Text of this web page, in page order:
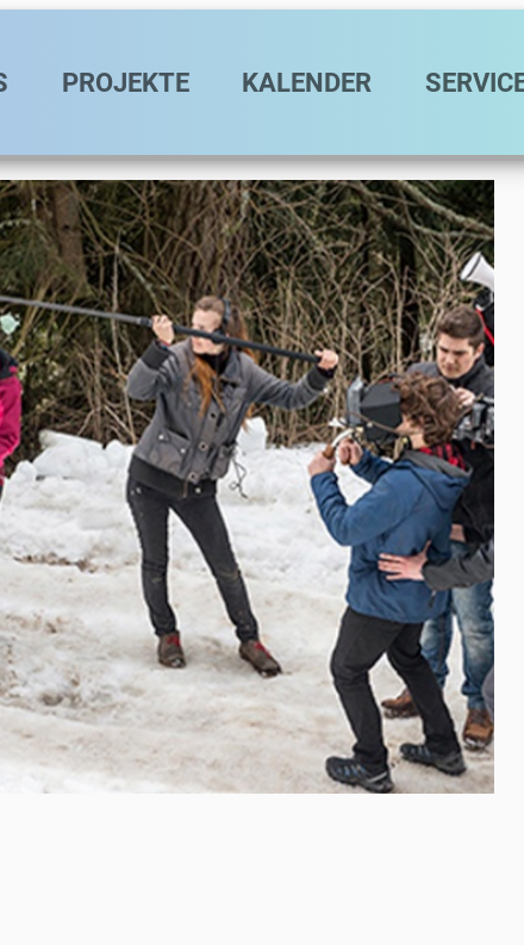
PROJEKTE KALENDER